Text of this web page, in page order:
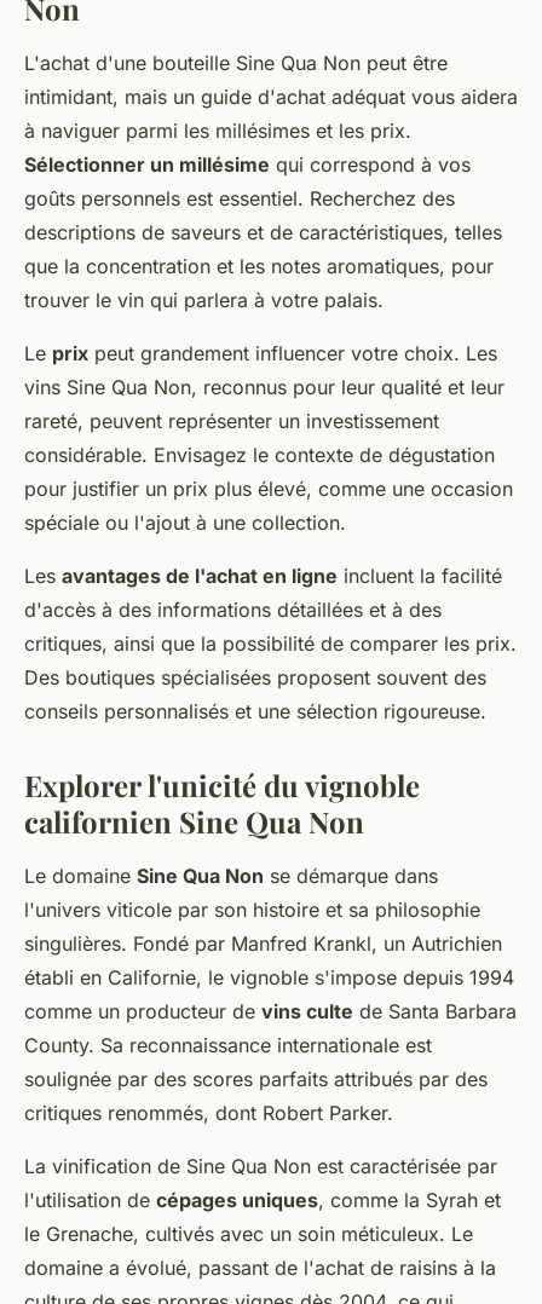
Non
L'achat d'une bouteille Sine Qua Non peut être
intimidant, mais un guide d'achat adéquat vous aidera
à naviguer parmi les millésimes et les prix.
Sélectionner un millésime qui correspond à vos
goûts personnels est essentiel. Recherchez des
descriptions de saveurs et de caractéristiques, telles
que la concentration et les notes aromatiques, pour
trouver le vin qui parlera à votre palais.
Le prix peut grandement influencer votre choix. Les
vins Sine Qua Non, reconnus pour leur qualité et leur
rareté, peuvent représenter un investissement
considérable. Envisagez le contexte de dégustation
pour justifier un prix plus élevé, comme une occasion
spéciale ou l'ajout à une collection.
Les avantages de l'achat en ligne incluent la facilité
d'accès à des informations détaillées et à des
critiques, ainsi que la possibilité de comparer les prix.
Des boutiques spécialisées proposent souvent des
conseils personnalisés et une sélection rigoureuse.
Explorer l'unicité du vignoble
californien Sine Qua Non
Le domaine Sine Qua Non se démarque dans
l'univers viticole par son histoire et sa philosophie
singulières. Fondé par Manfred Krankl, un Autrichien
établi en Californie, le vignoble s'impose depuis 1994
comme un producteur de vins culte de Santa Barbara
County. Sa reconnaissance internationale est
soulignée par des scores parfaits attribués par des
critiques renommés, dont Robert Parker.
La vinification de Sine Qua Non est caractérisée par
l'utilisation de cépages uniques, comme la Syrah et
le Grenache, cultivés avec un soin méticuleux. Le
domaine a évolué, passant de l'achat de raisins à la